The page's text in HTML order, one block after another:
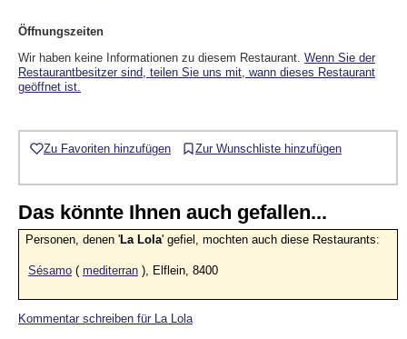
Öffnungszeiten
Wir haben keine Informationen zu diesem Restaurant. Wenn Sie der
Restaurantbesitzer sind, teilen Sie uns mit, wann dieses Restaurant
geöffnet ist.
Zu Favoriten hinzufügen Zur Wunschliste hinzufügen
Das könnte Ihnen auch gefallen...
Personen, denen 'La Lola' gefiel, mochten auch diese Restaurants:
Sésamo ( mediterran ), Elflein, 8400
Kommentar schreiben für La Lola